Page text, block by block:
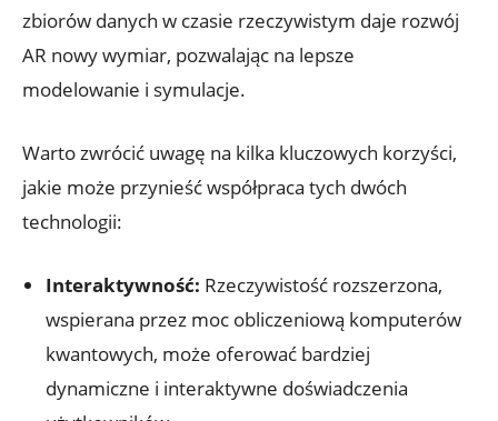
zbiorów danych w czasie rzeczywistym daje rozwój
AR nowy wymiar, pozwalając na lepsze
modelowanie i symulacje.
Warto zwrócić uwagę na kilka kluczowych korzyści,
jakie może przynieść współpraca tych dwóch
technologii:
Interaktywność: Rzeczywistość rozszerzona,
wspierana przez moc obliczeniową komputerów
kwantowych, może oferować bardziej
dynamiczne i interaktywne doświadczenia